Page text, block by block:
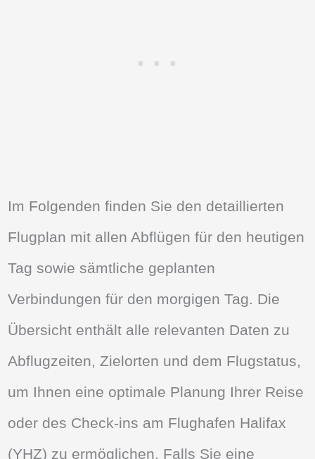
Im Folgenden finden Sie den detaillierten
Flugplan mit allen Abflügen für den heutigen
Tag sowie sämtliche geplanten
Verbindungen für den morgigen Tag. Die
Übersicht enthält alle relevanten Daten zu
Abflugzeiten, Zielorten und dem Flugstatus,
um Ihnen eine optimale Planung Ihrer Reise
oder des Check-ins am Flughafen Halifax
(YHZ) zu ermöglichen. Falls Sie eine